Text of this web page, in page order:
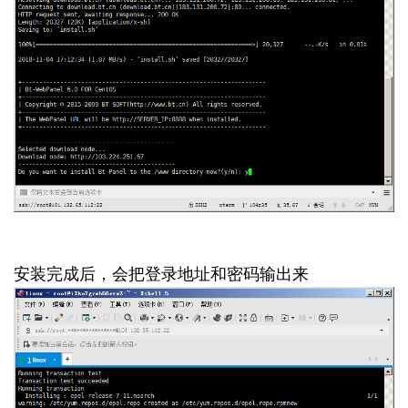
安装完成后，会把登录地址和密码输出来